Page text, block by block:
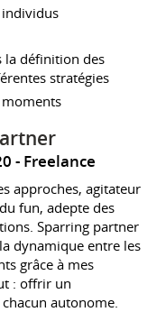
individus
la définition des
stratégies
Freelance
approches, agitateur
fun, adepte des
Sparring partner
dynamique entre les
grâce à mes
: offrir un
autonome.